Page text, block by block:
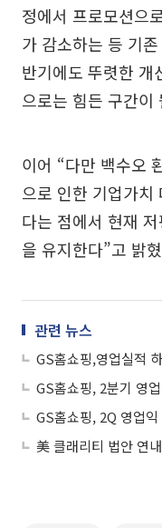
정에서 프로모션으
가 감소하는 등 기
반기에도 뚜렷한 개
으로는 힘든 구간이
이어 “다만 백수오
으로 인한 기업가치
다는 점에서 현재
을 유지한다”고 밝
관련 뉴스
GS홈쇼핑, 2Q 영업